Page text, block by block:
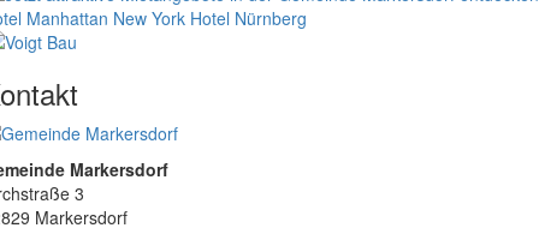
Manhattan New York Hotel Nürnberg
Markersdorf
3
Markersdorf